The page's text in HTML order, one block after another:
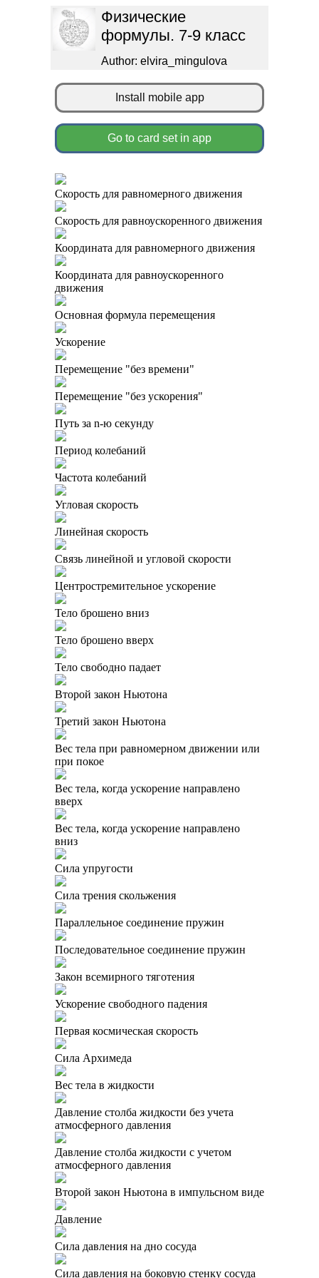
Физические
формулы. 7-9 класс
Author: elvira_mingulova
Install mobile app
Go to card set in app
Скорость для равномерного движения
Скорость для равноускоренного движения
Координата для равномерного движения
Координата для равноускоренного
движения
Основная формула перемещения
Ускорение
Перемещение "без времени"
Перемещение "без ускорения"
Путь за n-ю секунду
Период колебаний
Частота колебаний
Угловая скорость
Линейная скорость
Связь линейной и угловой скорости
Центростремительное ускорение
Тело брошено вниз
Тело брошено вверх
Тело свободно падает
Второй закон Ньютона
Третий закон Ньютона
Вес тела при равномерном движении или
при покое
Вес тела, когда ускорение направлено
вверх
Вес тела, когда ускорение направлено
вниз
Сила упругости
Сила трения скольжения
Параллельное соединение пружин
Последовательное соединение пружин
Закон всемирного тяготения
Ускорение свободного падения
Первая космическая скорость
Сила Архимеда
Вес тела в жидкости
Давление столба жидкости без учета
атмосферного давления
Давление столба жидкости с учетом
атмосферного давления
Второй закон Ньютона в импульсном виде
Давление
Сила давления на дно сосуда
Сила давления на боковую стенку сосуда